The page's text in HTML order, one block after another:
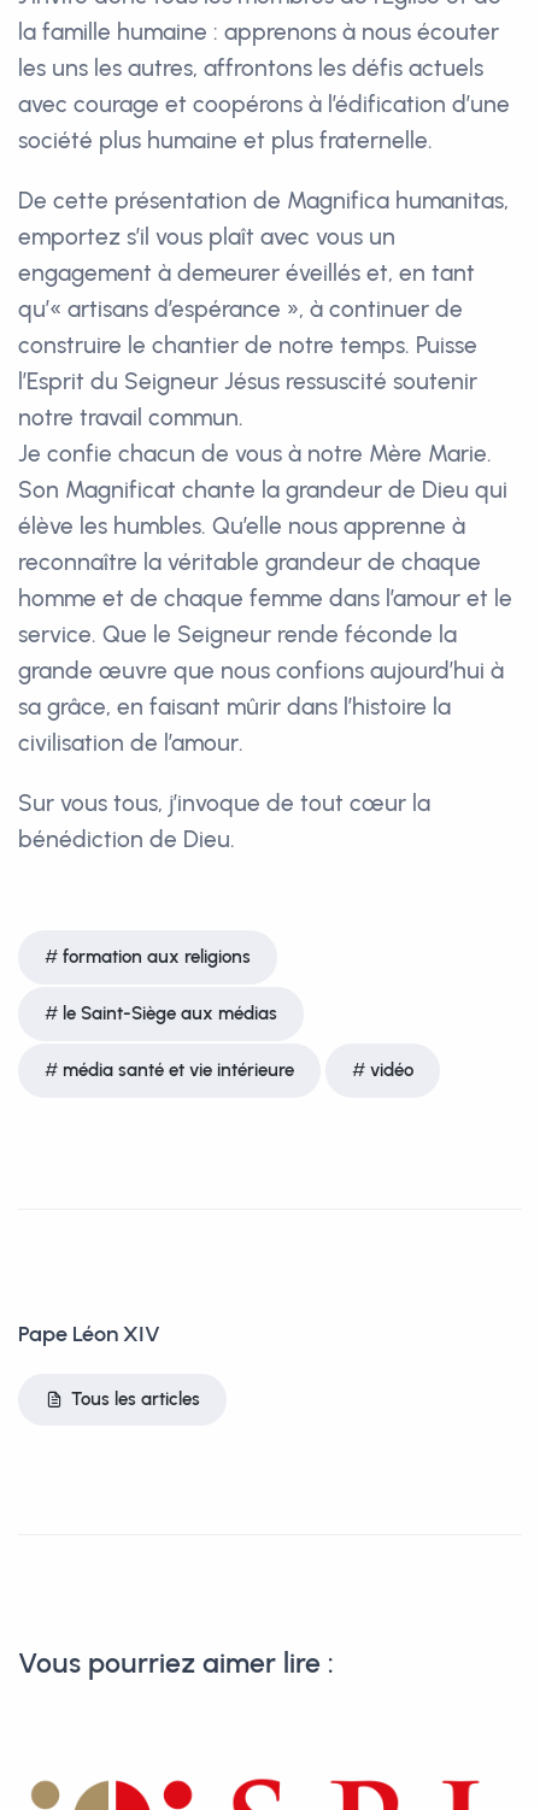
la famille humaine : apprenons à nous écouter
les uns les autres, affrontons les défis actuels
avec courage et coopérons à l’édification d’une
société plus humaine et plus fraternelle.
De cette présentation de Magnifica humanitas,
emportez s’il vous plaît avec vous un
engagement à demeurer éveillés et, en tant
qu’« artisans d’espérance », à continuer de
construire le chantier de notre temps. Puisse
l’Esprit du Seigneur Jésus ressuscité soutenir
notre travail commun.
Je confie chacun de vous à notre Mère Marie.
Son Magnificat chante la grandeur de Dieu qui
élève les humbles. Qu’elle nous apprenne à
reconnaître la véritable grandeur de chaque
homme et de chaque femme dans l’amour et le
service. Que le Seigneur rende féconde la
grande œuvre que nous confions aujourd’hui à
sa grâce, en faisant mûrir dans l’histoire la
civilisation de l’amour.
Sur vous tous, j’invoque de tout cœur la
bénédiction de Dieu.
formation aux religions
le Saint-Siège aux médias
média santé et vie intérieure vidéo
Pape Léon XIV
Tous les articles
Vous pourriez aimer lire :